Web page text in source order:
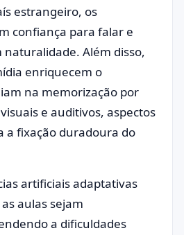
estrangeiro, os
confiança para falar e
naturalidade. Além disso,
enriquecem o
na memorização por
e auditivos, aspectos
a fixação duradoura do
artificiais adaptativas
aulas sejam
a dificuldades